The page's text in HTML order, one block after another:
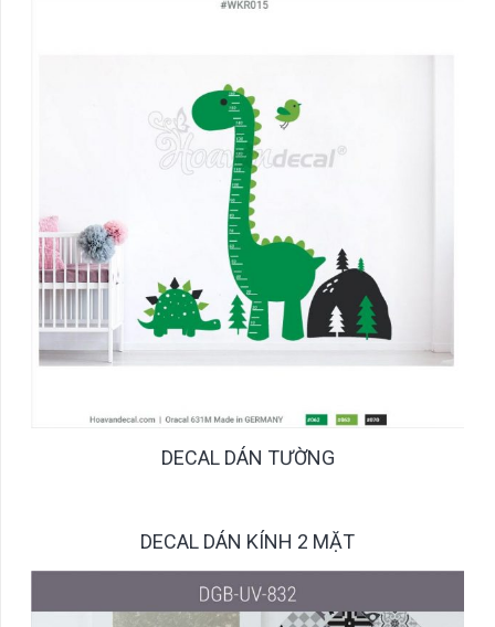
DECAL DÁN TƯỜNG
DECAL DÁN KÍNH 2 MẶT